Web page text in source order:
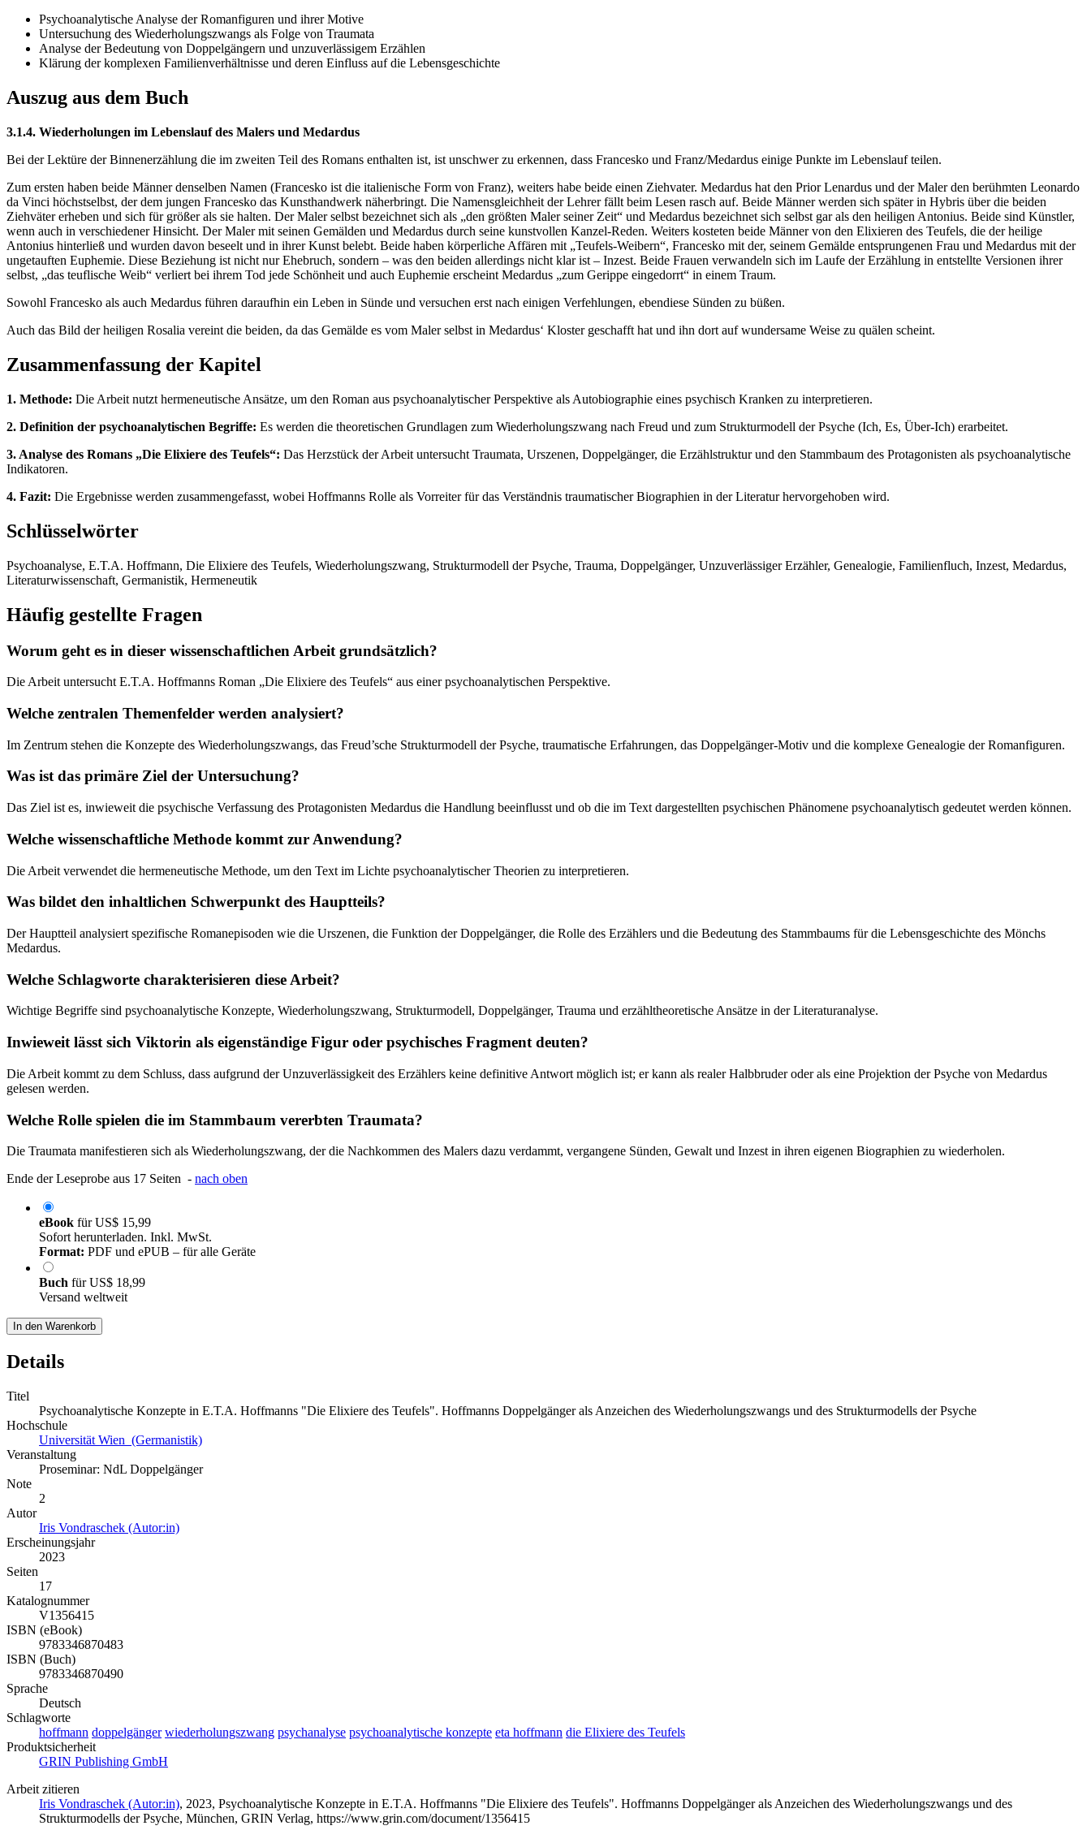
Psychoanalytische Analyse der Romanfiguren und ihrer Motive
Untersuchung des Wiederholungszwangs als Folge von Traumata
Analyse der Bedeutung von Doppelgängern und unzuverlässigem Erzählen
Klärung der komplexen Familienverhältnisse und deren Einfluss auf die Lebensgeschichte
Auszug aus dem Buch
3.1.4. Wiederholungen im Lebenslauf des Malers und Medardus
Bei der Lektüre der Binnenerzählung die im zweiten Teil des Romans enthalten ist, ist unschwer zu erkennen, dass Francesko und Franz/Medardus einige Punkte im Lebenslauf teilen.
Zum ersten haben beide Männer denselben Namen (Francesko ist die italienische Form von Franz), weiters habe beide einen Ziehvater. Medardus hat den Prior Lenardus und der Maler den berühmten Leonardo
da Vinci höchstselbst, der dem jungen Francesko das Kunsthandwerk näherbringt. Die Namensgleichheit der Lehrer fällt beim Lesen rasch auf. Beide Männer werden sich später in Hybris über die beiden
Ziehväter erheben und sich für größer als sie halten. Der Maler selbst bezeichnet sich als „den größten Maler seiner Zeit“ und Medardus bezeichnet sich selbst gar als den heiligen Antonius. Beide sind Künstler,
wenn auch in verschiedener Hinsicht. Der Maler mit seinen Gemälden und Medardus durch seine kunstvollen Kanzel-Reden. Weiters kosteten beide Männer von den Elixieren des Teufels, die der heilige
Antonius hinterließ und wurden davon beseelt und in ihrer Kunst belebt. Beide haben körperliche Affären mit „Teufels-Weibern“, Francesko mit der, seinem Gemälde entsprungenen Frau und Medardus mit der
ungetauften Euphemie. Diese Beziehung ist nicht nur Ehebruch, sondern – was den beiden allerdings nicht klar ist – Inzest. Beide Frauen verwandeln sich im Laufe der Erzählung in entstellte Versionen ihrer
selbst, „das teuflische Weib“ verliert bei ihrem Tod jede Schönheit und auch Euphemie erscheint Medardus „zum Gerippe eingedorrt“ in einem Traum.
Sowohl Francesko als auch Medardus führen daraufhin ein Leben in Sünde und versuchen erst nach einigen Verfehlungen, ebendiese Sünden zu büßen.
Auch das Bild der heiligen Rosalia vereint die beiden, da das Gemälde es vom Maler selbst in Medardus‘ Kloster geschafft hat und ihn dort auf wundersame Weise zu quälen scheint.
Zusammenfassung der Kapitel
1. Methode: Die Arbeit nutzt hermeneutische Ansätze, um den Roman aus psychoanalytischer Perspektive als Autobiographie eines psychisch Kranken zu interpretieren.
2. Definition der psychoanalytischen Begriffe: Es werden die theoretischen Grundlagen zum Wiederholungszwang nach Freud und zum Strukturmodell der Psyche (Ich, Es, Über-Ich) erarbeitet.
3. Analyse des Romans „Die Elixiere des Teufels“: Das Herzstück der Arbeit untersucht Traumata, Urszenen, Doppelgänger, die Erzählstruktur und den Stammbaum des Protagonisten als psychoanalytische
Indikatoren.
4. Fazit: Die Ergebnisse werden zusammengefasst, wobei Hoffmanns Rolle als Vorreiter für das Verständnis traumatischer Biographien in der Literatur hervorgehoben wird.
Schlüsselwörter
Psychoanalyse, E.T.A. Hoffmann, Die Elixiere des Teufels, Wiederholungszwang, Strukturmodell der Psyche, Trauma, Doppelgänger, Unzuverlässiger Erzähler, Genealogie, Familienfluch, Inzest, Medardus,
Literaturwissenschaft, Germanistik, Hermeneutik
Häufig gestellte Fragen
Worum geht es in dieser wissenschaftlichen Arbeit grundsätzlich?
Die Arbeit untersucht E.T.A. Hoffmanns Roman „Die Elixiere des Teufels“ aus einer psychoanalytischen Perspektive.
Welche zentralen Themenfelder werden analysiert?
Im Zentrum stehen die Konzepte des Wiederholungszwangs, das Freud’sche Strukturmodell der Psyche, traumatische Erfahrungen, das Doppelgänger-Motiv und die komplexe Genealogie der Romanfiguren.
Was ist das primäre Ziel der Untersuchung?
Das Ziel ist es, inwieweit die psychische Verfassung des Protagonisten Medardus die Handlung beeinflusst und ob die im Text dargestellten psychischen Phänomene psychoanalytisch gedeutet werden können.
Welche wissenschaftliche Methode kommt zur Anwendung?
Die Arbeit verwendet die hermeneutische Methode, um den Text im Lichte psychoanalytischer Theorien zu interpretieren.
Was bildet den inhaltlichen Schwerpunkt des Hauptteils?
Der Hauptteil analysiert spezifische Romanepisoden wie die Urszenen, die Funktion der Doppelgänger, die Rolle des Erzählers und die Bedeutung des Stammbaums für die Lebensgeschichte des Mönchs
Medardus.
Welche Schlagworte charakterisieren diese Arbeit?
Wichtige Begriffe sind psychoanalytische Konzepte, Wiederholungszwang, Strukturmodell, Doppelgänger, Trauma und erzähltheoretische Ansätze in der Literaturanalyse.
Inwieweit lässt sich Viktorin als eigenständige Figur oder psychisches Fragment deuten?
Die Arbeit kommt zu dem Schluss, dass aufgrund der Unzuverlässigkeit des Erzählers keine definitive Antwort möglich ist; er kann als realer Halbbruder oder als eine Projektion der Psyche von Medardus
gelesen werden.
Welche Rolle spielen die im Stammbaum vererbten Traumata?
Die Traumata manifestieren sich als Wiederholungszwang, der die Nachkommen des Malers dazu verdammt, vergangene Sünden, Gewalt und Inzest in ihren eigenen Biographien zu wiederholen.
Ende der Leseprobe aus 17 Seiten - nach oben
eBook fürUS$ 15,99
Sofort herunterladen. Inkl. MwSt.
Format: PDF und ePUB – für alle Geräte
Buch fürUS$ 18,99
Versand weltweit
In den Warenkorb
Details
Titel
Psychoanalytische Konzepte in E.T.A. Hoffmanns "Die Elixiere des Teufels". Hoffmanns Doppelgänger als Anzeichen des Wiederholungszwangs und des Strukturmodells der Psyche
Hochschule
Universität Wien (Germanistik)
Veranstaltung
Proseminar: NdL Doppelgänger
Note
2
Autor
Iris Vondraschek (Autor:in)
Erscheinungsjahr
2023
Seiten
17
Katalognummer
V1356415
ISBN (eBook)
9783346870483
ISBN (Buch)
9783346870490
Sprache
Deutsch
Schlagworte
hoffmann doppelgänger wiederholungszwang psychanalyse psychoanalytische konzepte eta hoffmann die Elixiere des Teufels
Produktsicherheit
GRIN Publishing GmbH
Arbeit zitieren
Iris Vondraschek (Autor:in), 2023, Psychoanalytische Konzepte in E.T.A. Hoffmanns "Die Elixiere des Teufels". Hoffmanns Doppelgänger als Anzeichen des Wiederholungszwangs und des
Strukturmodells der Psyche, München, GRIN Verlag, https://www.grin.com/document/1356415